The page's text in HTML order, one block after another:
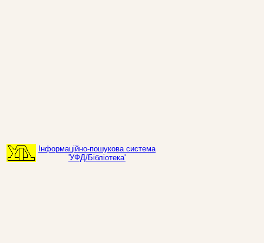
Інформаційно-пошукова система
'УФД/Бібліотека'